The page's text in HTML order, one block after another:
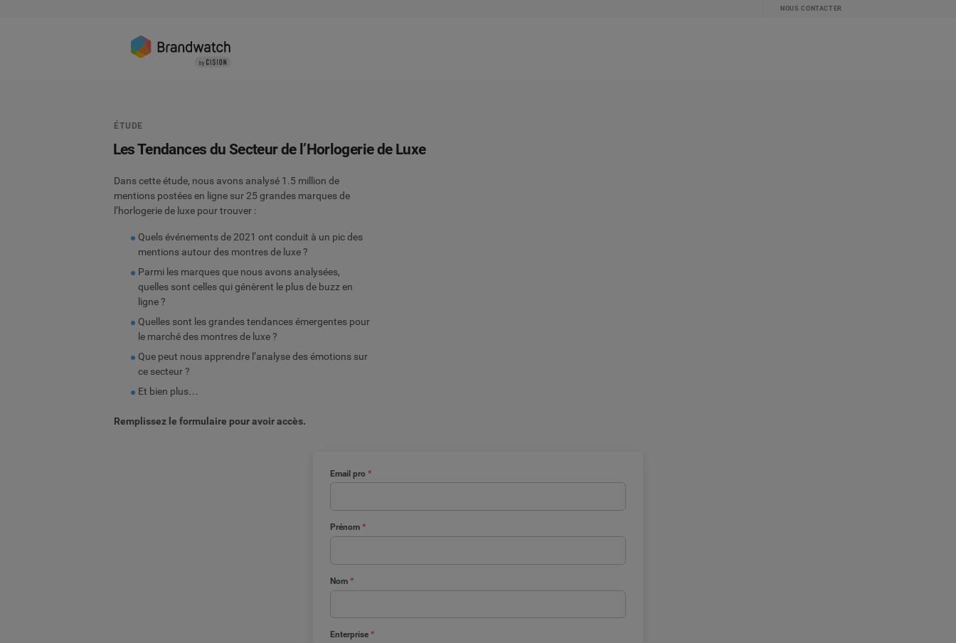
NOUS CONTACTER
Email pro *
Prénom *
Nom *
Enterprise *
ÉTUDE
Les Tendances du Secteur de l’Horlogerie de Luxe
Dans cette étude, nous avons analysé 1.5 million de
mentions postées en ligne sur 25 grandes marques de
l’horlogerie de luxe pour trouver :
Quels événements de 2021 ont conduit à un pic des
mentions autour des montres de luxe ?
Parmi les marques que nous avons analysées,
quelles sont celles qui génèrent le plus de buzz en
ligne ?
Quelles sont les grandes tendances émergentes pour
le marché des montres de luxe ?
Que peut nous apprendre l’analyse des émotions sur
ce secteur ?
Et bien plus…
Remplissez le formulaire pour avoir accès.